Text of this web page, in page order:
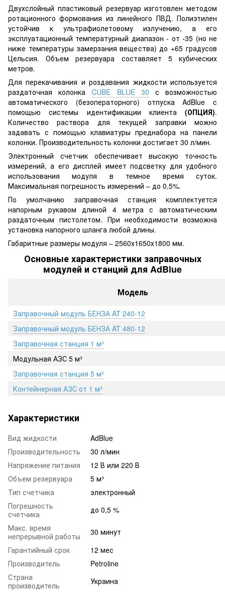
Двухслойный пластиковый резервуар изготовлен методом
ротационного формования из линейного ПВД. Полиэтилен
устойчив к ультрафиолетовому излучению, а его
эксплуатационный температурный диапазон - от -35 (но не
ниже температуры замерзания вещества) до +65 градусов
Цельсия. Объем резервуара составляет 5 кубических
метров.
Для перекачивания и роздавания жидкости используется
раздаточная колонкаCUBE BLUE 30 с возможностью
автоматического (безоператорного) отпуска AdBlue с
помощью системы идентификации клиента (ОПЦИЯ).
Количество раствора для текущей заправки можно
задавать с помощью клавиатуры преднабора на панели
колонки. Производительность колонки достигает 30 л/мин.
Электронный счетчик обеспечивает высокую точность
измерений, а его дисплей имеет подсветку для удобного
использования модуля в темное время суток.
Максимальная погрешность измерений – до 0,5%.
По умолчанию заправочная станция комплектуется
напорным рукавом длиной 4 метра с автоматическим
раздаточным пистолетом. При необходимости возможна
установка напорного шланга любой длины.
Габаритные размеры модуля – 2560х1650х1800 мм.
Основные характеристики заправочных
модулей и станций для AdBlue
Модель
Заправочный модуль БЕНЗА AT 240-12
Заправочный модуль БЕНЗА AT 480-12
Заправочная станция 1 м³
Модульная АЗС 5 м³
Заправочная станция 5 м³
Контейнерная АЗС от 1 м³
Характеристики
Вид жидкости
AdBlue
Производительность
30 л/мин
Напряжение питания
12 В или 220 В
Объем резервуара
5 м³
Тип счетчика
электронный
Погрешность
счетчика
до 0,5 %
Макс. время
непрерывной работы
30 минут
Гарантийный срок
12 мес
Производитель
Petroline
Страна
производитель
Украина